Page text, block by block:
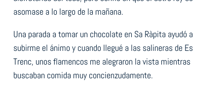
asomase a lo largo de la mañana.
Una parada a tomar un chocolate en Sa Ràpita ayudó a
subirme el ánimo y cuando llegué a las salineras de Es
Trenc, unos flamencos me alegraron la vista mientras
buscaban comida muy concienzudamente.